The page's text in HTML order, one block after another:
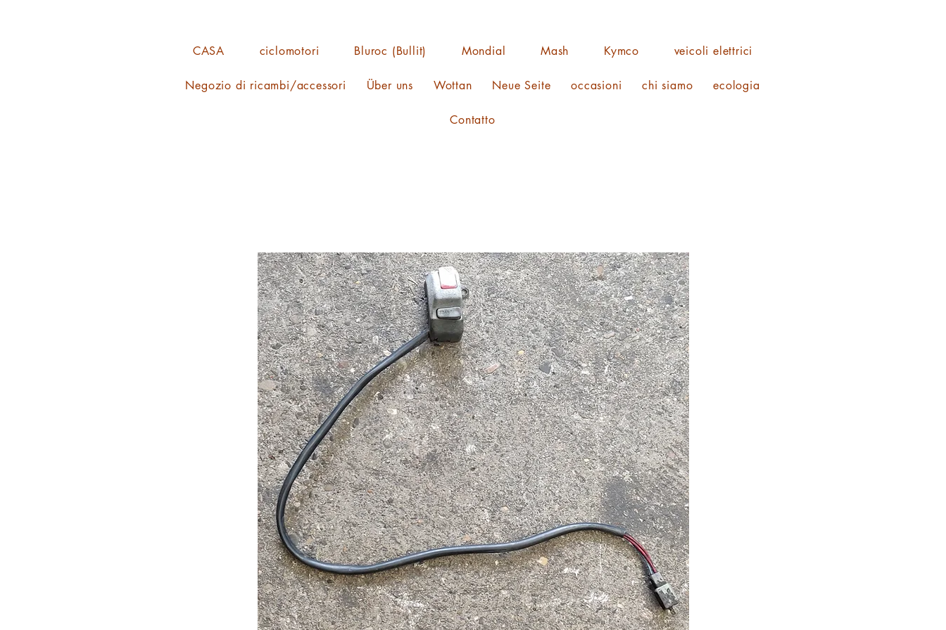
CASA ciclomotori Bluroc (Bullit) Mondial Mash Kymco veicoli elettrici
Negozio di ricambi/accessori Über uns Wottan Neue Seite occasioni chi siamo ecologia
Contatto